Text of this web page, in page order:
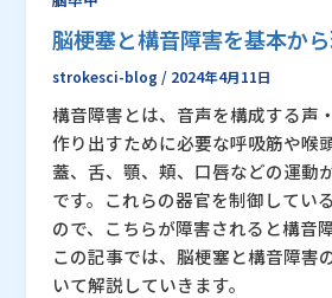
脳梗塞と構音障害を基本か
strokesci-blog / 2024年4月11日
構音障害とは、音声を構成する声
作り出すために必要な呼吸筋や喉
蓋、舌、顎、頬、口唇などの運動
です。これらの器官を制御してい
ので、こちらが障害されると構音
この記事では、脳梗塞と構音障害
いて解説していきます。